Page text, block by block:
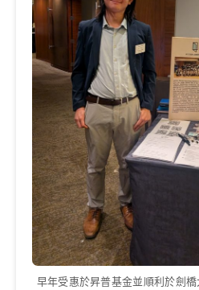
早年受惠於昇普基金並順利於劍